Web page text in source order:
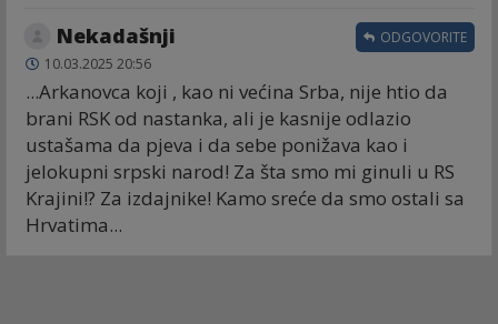
Nekadašnji
10.03.2025 20:56
...Arkanovca koji , kao ni većina Srba, nije htio da
brani RSK od nastanka, ali je kasnije odlazio
ustašama da pjeva i da sebe ponižava kao i
jelokupni srpski narod! Za šta smo mi ginuli u RS
Krajini!? Za izdajnike! Kamo sreće da smo ostali sa
Hrvatima...
ODGOVORITE